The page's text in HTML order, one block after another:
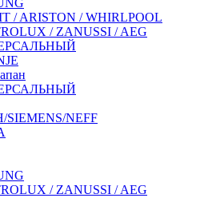
/ ARISTON / WHIRLPOOL
/ ZANUSSI / AEG
SIEMENS/NEFF
/ ZANUSSI / AEG